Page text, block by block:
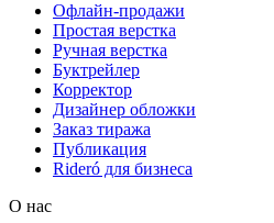
Офлайн-продажи
Простая верстка
Ручная верстка
Буктрейлер
Корректор
Дизайнер обложки
Заказ тиража
Публикация
Rideró для бизнеса
О нас